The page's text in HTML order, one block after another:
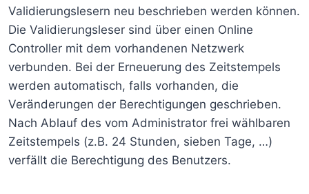
Validierungslesern neu beschrieben werden können.
Die Validierungsleser sind über einen Online
Controller mit dem vorhandenen Netzwerk
verbunden. Bei der Erneuerung des Zeitstempels
werden automatisch, falls vorhanden, die
Veränderungen der Berechtigungen geschrieben.
Nach Ablauf des vom Administrator frei wählbaren
Zeitstempels (z.B. 24 Stunden, sieben Tage, …)
verfällt die Berechtigung des Benutzers.